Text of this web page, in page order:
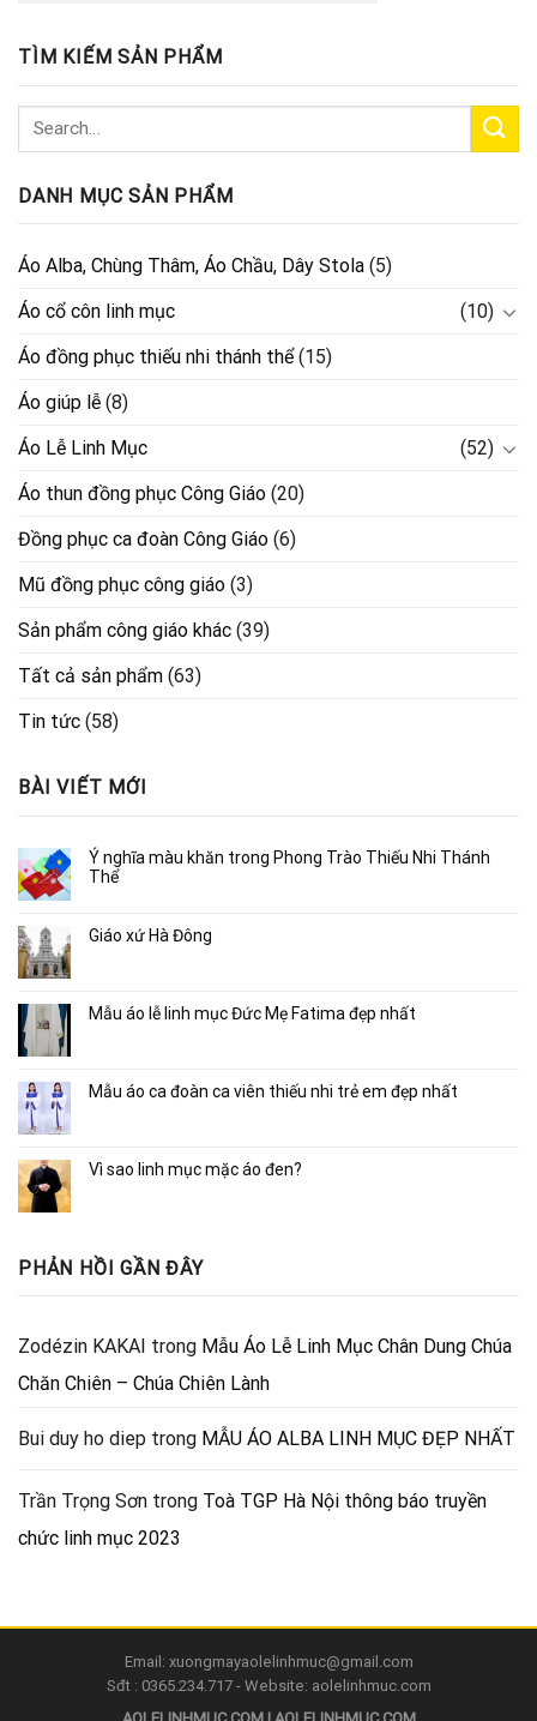
TÌM KIẾM SẢN PHẨM
DANH MỤC SẢN PHẨM
Áo Alba, Chùng Thâm, Áo Chầu, Dây Stola (5)
Áo cổ côn linh mục
(10)
Áo đồng phục thiếu nhi thánh thể(15)
Áo giúp lễ (8)
Áo Lễ Linh Mục
(52)
Áo thun đồng phục Công Giáo (20)
Đồng phục ca đoàn Công Giáo (6)
Mũ đồng phục công giáo (3)
Sản phẩm công giáo khác (39)
Tất cả sản phẩm (63)
Tin tức (58)
BÀI VIẾT MỚI
Ý nghĩa màu khăn trong Phong Trào Thiếu Nhi Thánh
Thể
Giáo xứ Hà Đông
Mẫu áo lễ linh mục Đức Mẹ Fatima đẹp nhất
Mẫu áo ca đoàn ca viên thiếu nhi trẻ em đẹp nhất
Vì sao linh mục mặc áo đen?
PHẢN HỒI GẦN ĐÂY
Zodézin KAKAI trong Mẫu Áo Lễ Linh Mục Chân Dung Chúa
Chăn Chiên – Chúa Chiên Lành
Bui duy ho diep trong MẪU ÁO ALBA LINH MỤC ĐẸP NHẤT
Trần Trọng Sơn trong Toà TGP Hà Nội thông báo truyền
chức linh mục 2023
Email: xuongmayaolelinhmuc@gmail.com
Sđt : 0365.234.717 - Website: aolelinhmuc.com